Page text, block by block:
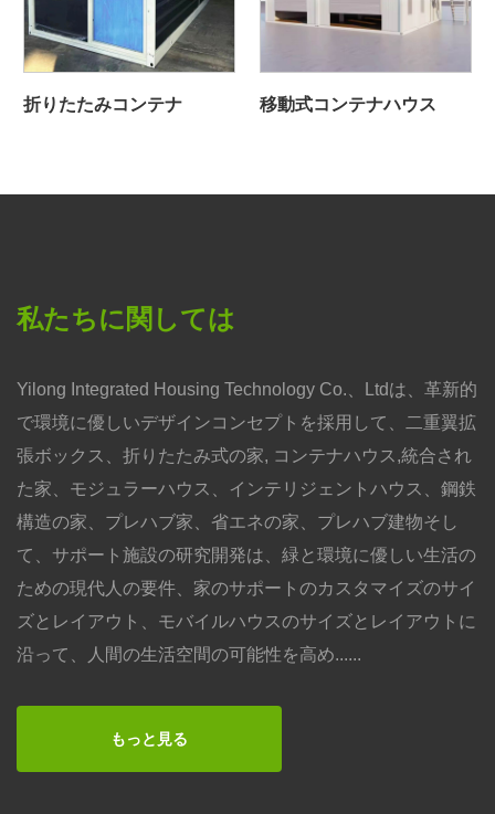
折りたたみコンテナ 移動式コンテナハウス
私たちに関しては
Yilong Integrated Housing Technology Co.、Ltdは、革新的
で環境に優しいデザインコンセプトを採用して、二重翼拡
張ボックス、折りたたみ式の家, コンテナハウス,統合され
た家、モジュラーハウス、インテリジェントハウス、鋼鉄
構造の家、プレハブ家、省エネの家、プレハブ建物そし
て、サポート施設の研究開発は、緑と環境に優しい生活の
ための現代人の要件、家のサポートのカスタマイズのサイ
ズとレイアウト、モバイルハウスのサイズとレイアウトに
沿って、人間の生活空間の可能性を高め......
もっと見る